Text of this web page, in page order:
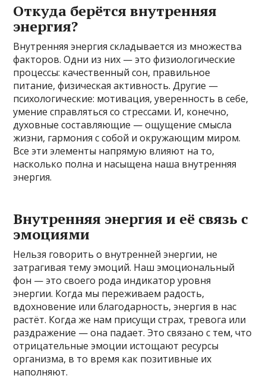
Откуда берётся внутренняя
энергия?
Внутренняя энергия складывается из множества
факторов. Одни из них — это физиологические
процессы: качественный сон, правильное
питание, физическая активность. Другие —
психологические: мотивация, уверенность в себе,
умение справляться со стрессами. И, конечно,
духовные составляющие — ощущение смысла
жизни, гармония с собой и окружающим миром.
Все эти элементы напрямую влияют на то,
насколько полна и насыщена наша внутренняя
энергия.
Внутренняя энергия и её связь с
эмоциями
Нельзя говорить о внутренней энергии, не
затрагивая тему эмоций. Наш эмоциональный
фон — это своего рода индикатор уровня
энергии. Когда мы переживаем радость,
вдохновение или благодарность, энергия в нас
растёт. Когда же нам присущи страх, тревога или
раздражение — она падает. Это связано с тем, что
отрицательные эмоции истощают ресурсы
организма, в то время как позитивные их
наполняют.